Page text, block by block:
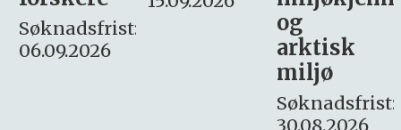
– fast
Søknadsfrist:
16. august.